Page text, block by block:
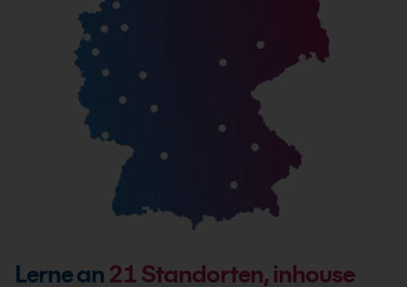
Lerne an 21Standorten, inhouse